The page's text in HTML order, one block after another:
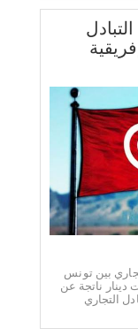
التبادل
التجاري بين تونس
مليار دينار، منها 6 مليارات دينار ناتجة عن
46% من التبادل التجاري